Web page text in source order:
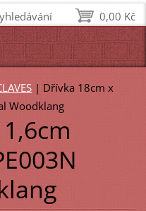
| Dřívka 18cm x
Woodklang
0,00 Kč